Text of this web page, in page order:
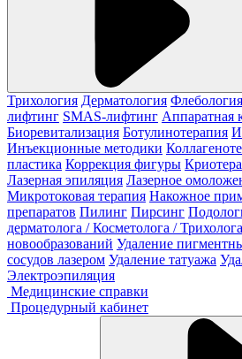
Трихология Дерматология Флебология
лифтинг SMAS-лифтинг Аппаратная
Биоревитализация Ботулинотерапия
Инъекционные методики
пластика Коррекция фигуры
Лазерная эпиляция Лазерное
Микротоковая терапия Накожное
препаратов Пилинг Пирсинг
дерматолога / Косметолога / Трихолога
новообразований Удаление
сосудов лазером Удаление татуажа
Электроэпиляция
Медицинские справки
Процедурный кабинет